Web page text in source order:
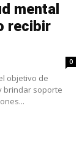
mental
recibir
0
objetivo de
brindar soporte